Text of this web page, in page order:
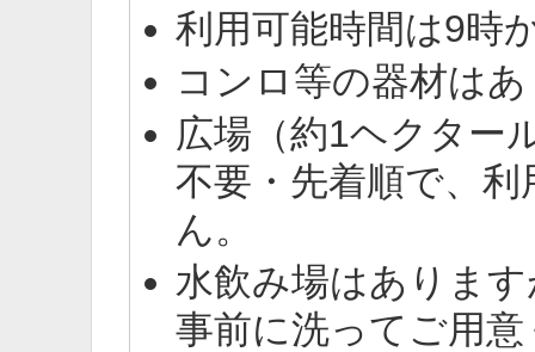
利用可能時間は9時
コンロ等の器材は
広場（約1ヘクター
不要・先着順で、
ん。
水飲み場はありま
事前に洗ってご用